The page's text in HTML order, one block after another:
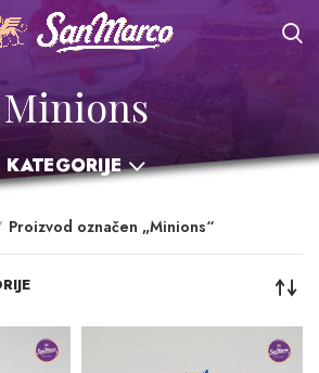
Minions
KATEGORIJE
Proizvod označen „Minions“